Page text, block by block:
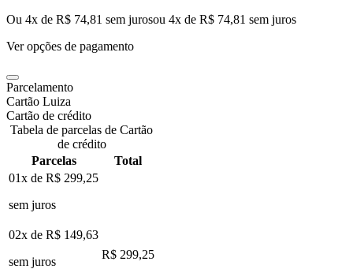
Ou 4x de R$ 74,81 sem jurosou 4x de R$ 74,81 sem juros
Ver opções de pagamento
Parcelamento
Cartão Luiza
Cartão de crédito
Tabela de parcelas de Cartão
de crédito
Parcelas
Total
01x de R$ 299,25
sem juros
02x de R$ 149,63
sem juros
R$ 299,25